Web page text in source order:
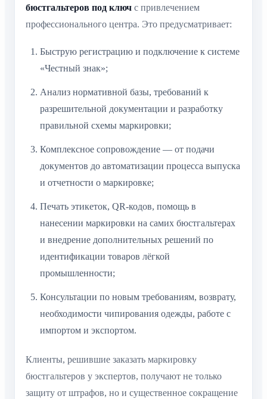
бюстгальтеров под ключ с привлечением
профессионального центра. Это предусматривает:
Быструю регистрацию и подключение к системе
«Честный знак»;
Анализ нормативной базы, требований к
разрешительной документации и разработку
правильной схемы маркировки;
Комплексное сопровождение — от подачи
документов до автоматизации процесса выпуска
и отчетности о маркировке;
Печать этикеток, QR-кодов, помощь в
нанесении маркировки на самих бюстгальтерах
и внедрение дополнительных решений по
идентификации товаров лёгкой
промышленности;
Консультации по новым требованиям, возврату,
необходимости чипирования одежды, работе с
импортом и экспортом.
Клиенты, решившие заказать маркировку
бюстгальтеров у экспертов, получают не только
защиту от штрафов, но и существенное сокращение